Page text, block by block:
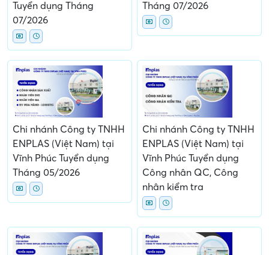
Tuyển dụng Tháng
07/2026
Tháng 07/2026
Chi nhánh Công ty TNHH
ENPLAS (Việt Nam) tại
Vĩnh Phúc Tuyển dụng
Tháng 05/2026
Chi nhánh Công ty TNHH
ENPLAS (Việt Nam) tại
Vĩnh Phúc Tuyển dụng
Công nhân QC, Công
nhân kiểm tra